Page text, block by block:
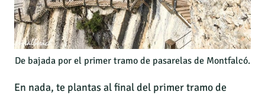
De bajada por el primer tramo de pasarelas de Montfalcó.
En nada, te plantas al final del primer tramo de